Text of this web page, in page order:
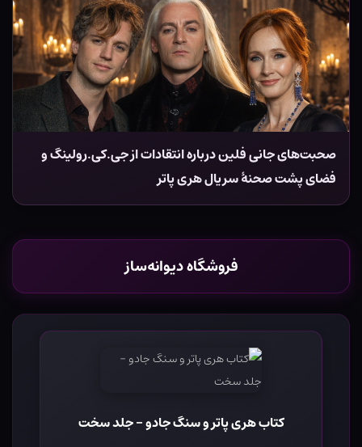
صحبت‌های جانی فلین درباره انتقادات از جی.کی.رولینگ و
فضای پشت صحنۀ سریال هری پاتر
فروشگاه دیوانه‌ساز
کتاب هری پاتر و سنگ جادو - جلد سخت